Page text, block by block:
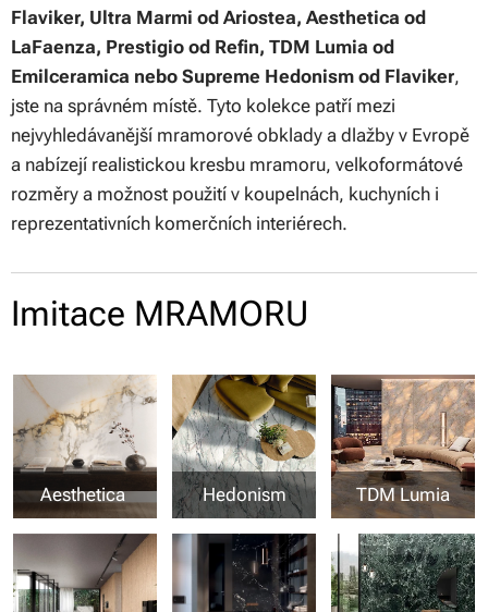
Flaviker, Ultra Marmi od Ariostea, Aesthetica od
LaFaenza, Prestigio od Refin, TDM Lumia od
Emilceramica nebo Supreme Hedonism od Flaviker,
jste na správném místě. Tyto kolekce patří mezi
nejvyhledávanější mramorové obklady a dlažby v Evropě
a nabízejí realistickou kresbu mramoru, velkoformátové
rozměry a možnost použití v koupelnách, kuchyních i
reprezentativních komerčních interiérech.
Imitace MRAMORU
Aesthetica Hedonism TDM Lumia